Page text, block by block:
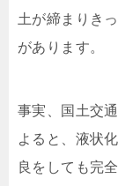
土が締まりき
があります。
事実、国土交
よると、液状
良をしても完